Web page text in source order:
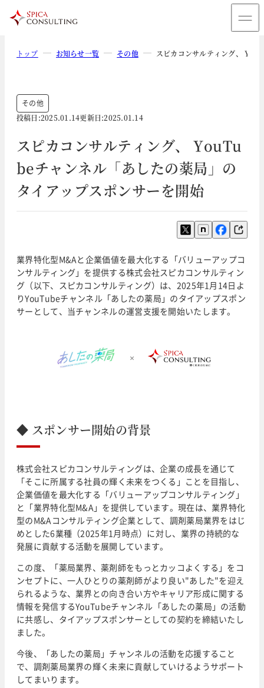
トップ お知らせ一覧 その他 スピカコンサルティング、
その他
投稿日:2025.01.14更新日:2025.01.14
スピカコンサルティング、 YouTu
beチャンネル「あしたの薬局」の
タイアップスポンサーを開始
業界特化型M&Aと企業価値を最大化する「バリューアップコ
ンサルティング」を提供する株式会社スピカコンサルティン
グ（以下、スピカコンサルティング）は、2025年1月14日よ
りYouTubeチャンネル「あしたの薬局」のタイアップスポン
サーとして、当チャンネルの運営支援を開始いたします。
◆ スポンサー開始の背景
株式会社スピカコンサルティングは、企業の成長を通じて
「そこに所属する社員の輝く未来をつくる」ことを目指し、
企業価値を最大化する「バリューアップコンサルティング」
と「業界特化型M&A」を提供しています。現在は、業界特化
型のM&Aコンサルティング企業として、調剤薬局業界をはじ
めとした6業種（2025年1月時点）に対し、業界の持続的な
発展に貢献する活動を展開しています。
この度、「薬局業界、薬剤師をもっとカッコよくする」をコ
ンセプトに、一人ひとりの薬剤師がより良い"あした"を迎え
られるような、業界との向き合い方やキャリア形成に関する
情報を発信するYouTubeチャンネル「あしたの薬局」の活動
に共感し、タイアップスポンサーとしての契約を締結いたし
ました。
今後、「あしたの薬局」チャンネルの活動を応援すること
で、調剤薬局業界の輝く未来に貢献していけるようサポート
してまいります。